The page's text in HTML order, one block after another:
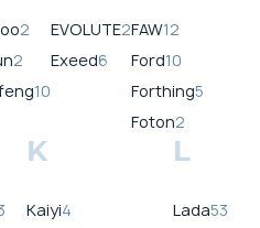
2
2
10
EVOLUTE2
Exeed6
FAW12
Ford10
Forthing5
Foton2
K
Kaiyi4
L
Lada53